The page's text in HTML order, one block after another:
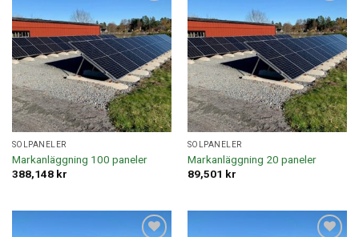
Lägg till i
offertlista
SOLPANELER
Markanläggning 100 paneler
388,148 kr
Lägg till i
offertlista
SOLPANELER
Markanläggning 20 paneler
89,501 kr